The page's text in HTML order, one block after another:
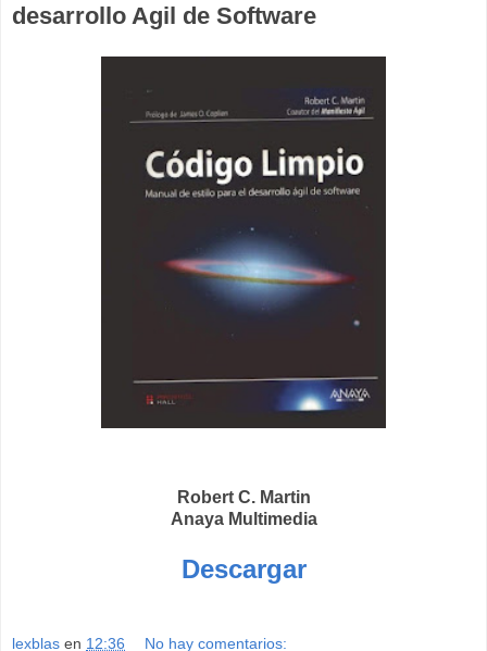
desarrollo Agil de Software
Robert C. Martin
Anaya Multimedia
Descargar
lexblas en 12:36 No hay comentarios: